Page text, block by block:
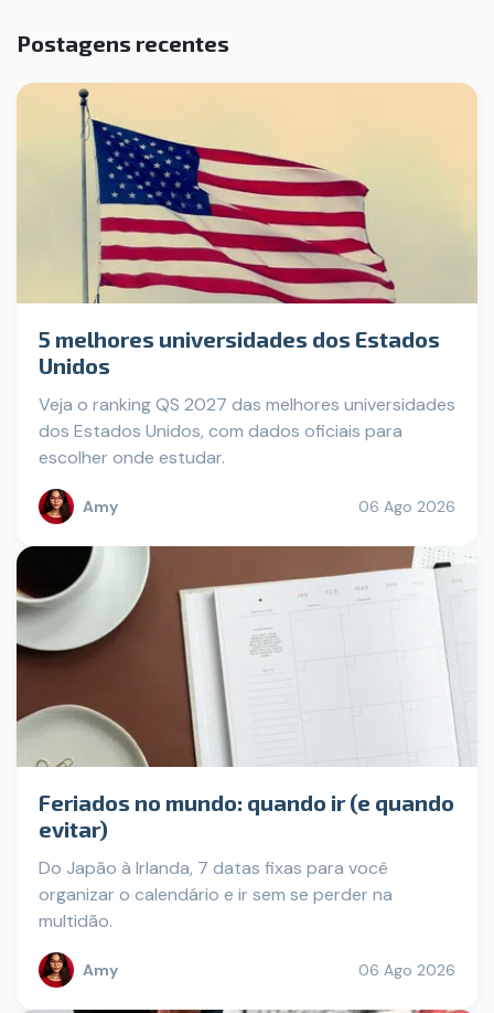
Postagens recentes
5 melhores universidades dos Estados
Unidos
Veja o ranking QS 2027 das melhores universidades
dos Estados Unidos, com dados oficiais para
escolher onde estudar.
Amy 06 Ago 2026
Feriados no mundo: quando ir (e quando
evitar)
Do Japão à Irlanda, 7 datas fixas para você
organizar o calendário e ir sem se perder na
multidão.
Amy 06 Ago 2026